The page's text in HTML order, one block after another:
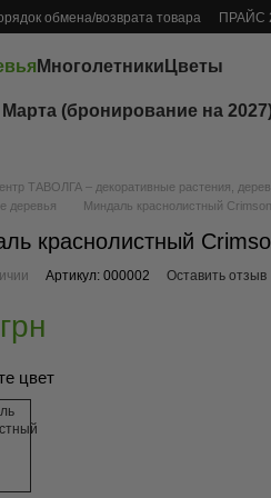
обмена/возврата товара ПРАЙС
Многолетники Цветы
(бронирование на
ТАВОЛГА – декоративные растения,
деревья
Миндаль краснолистный
краснолистный
Артикул: 000002 Оставить отзыв
цвет